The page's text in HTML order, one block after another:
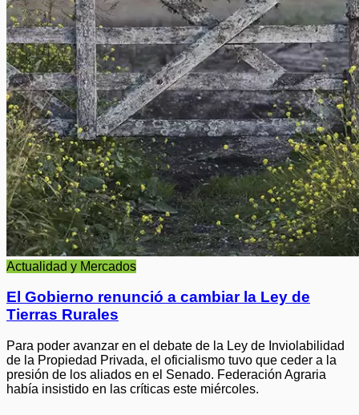
Actualidad y Mercados
El Gobierno renunció a cambiar la Ley de
Tierras Rurales
Para poder avanzar en el debate de la Ley de Inviolabilidad
de la Propiedad Privada, el oficialismo tuvo que ceder a la
presión de los aliados en el Senado. Federación Agraria
había insistido en las críticas este miércoles.